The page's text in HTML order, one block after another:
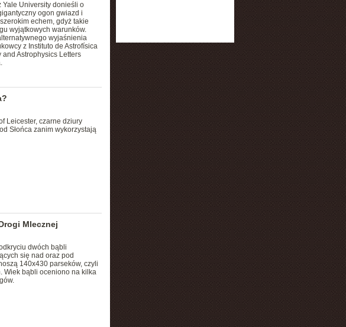
Yale University donieśli o
ogon gwiazd i
echem, gdyż takie
wyjątkowych warunków.
wyjaśnienia
z Instituto de Astrofísica
Astrophysics Letters
Leicester, czarne dziury
Słońca zanim wykorzystają
Mlecznej
dwóch bąbli
się nad oraz pod
140x430 parseków, czyli
Wiek bąbli oceniono na kilka